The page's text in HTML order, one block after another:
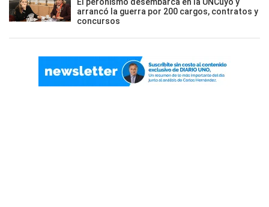
arrancó la guerra por 200 cargos, contratos y
concursos